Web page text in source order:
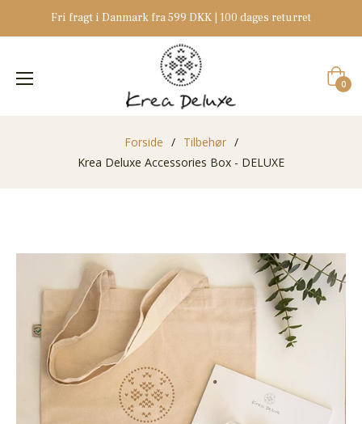
Fri fragt i Danmark fra 599 DKK | 100 dages returret
0
Forside / Tilbehør /
Krea Deluxe Accessories Box - DELUXE